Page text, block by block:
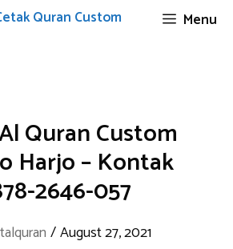
Menu
Quran Custom
Harjo – Kontak
2646-057
/August 27, 2021